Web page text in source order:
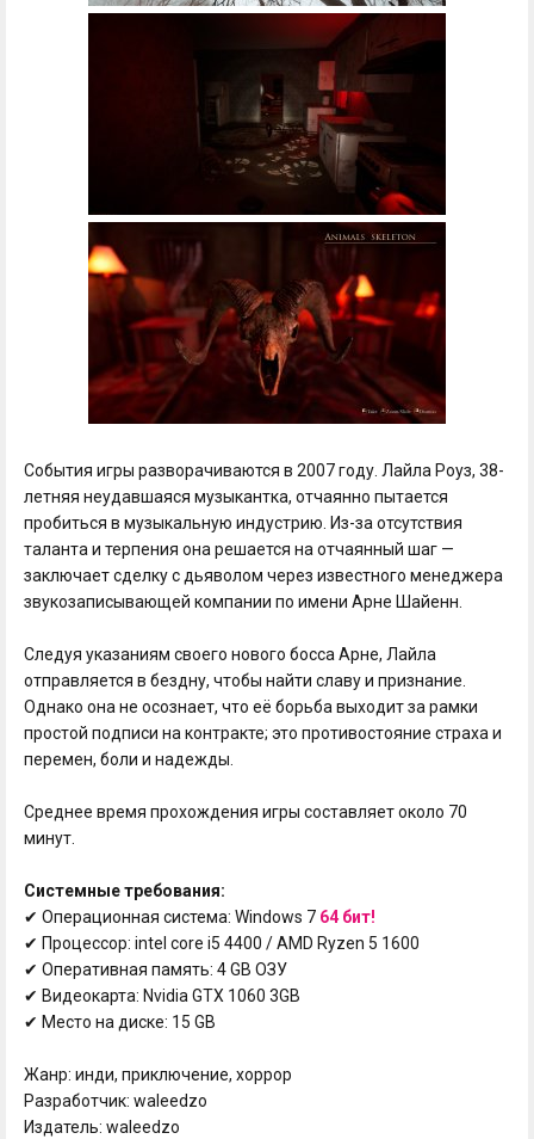
События игры разворачиваются в 2007 году. Лайла Роуз, 38-
летняя неудавшаяся музыкантка, отчаянно пытается
пробиться в музыкальную индустрию. Из-за отсутствия
таланта и терпения она решается на отчаянный шаг —
заключает сделку с дьяволом через известного менеджера
звукозаписывающей компании по имени Арне Шайенн.
Следуя указаниям своего нового босса Арне, Лайла
отправляется в бездну, чтобы найти славу и признание.
Однако она не осознает, что её борьба выходит за рамки
простой подписи на контракте; это противостояние страха и
перемен, боли и надежды.
Среднее время прохождения игры составляет около 70
минут.
Системные требования:
✔ Операционная система: Windows 7 64 бит!
✔ Процессор: intel core i5 4400 / AMD Ryzen 5 1600
✔ Оперативная память: 4 GB ОЗУ
✔ Видеокарта: Nvidia GTX 1060 3GB
✔ Место на диске: 15 GB
Жанр: инди, приключение, хоррор
Разработчик: waleedzo
Издатель: waleedzo